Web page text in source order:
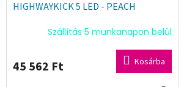
Y
E
N
HIGHWAYKICK 5 LED - PEACH
Szállítás 5 munkanapon belül
45 562 Ft Kosárba